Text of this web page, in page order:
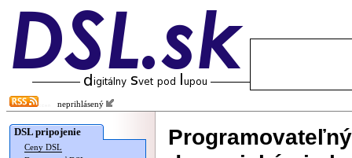
neprihlásený
DSL pripojenie
Ceny DSL